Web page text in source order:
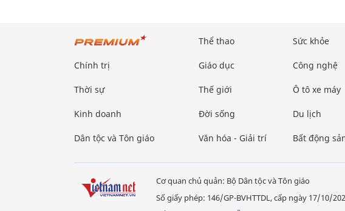
Chính trị
Thời sự
Kinh doanh
Dân tộc và Tôn giáo
Thể thao
Giáo dục
Thế giới
Đời sống
Văn hóa - Giải trí
Sức khỏe
Công nghệ
Ô tô xe máy
Du lịch
Bất động
Cơ quan chủ quản: Bộ Dân tộc và Tôn giáo
Số giấy phép: 146/GP-BVHTTDL, cấp ngày 17/10/